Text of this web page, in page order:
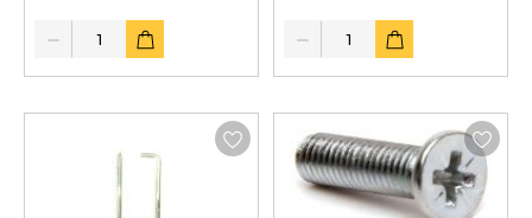
Quantity Quantity